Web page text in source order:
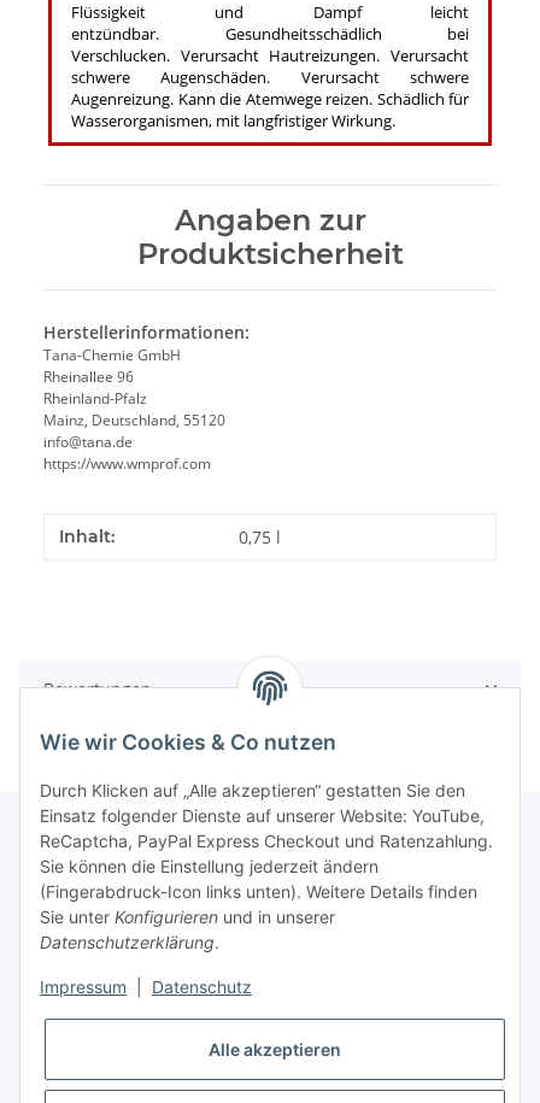
Flüssigkeit und Dampf leicht
entzündbar. Gesundheitsschädlich bei
Verschlucken. Verursacht Hautreizungen. Verursacht
schwere Augenschäden. Verursacht schwere
Augenreizung. Kann die Atemwege reizen. Schädlich für
Wasserorganismen, mit langfristiger Wirkung.
Angaben zur
Produktsicherheit
Herstellerinformationen:
Tana-Chemie GmbH
Rheinallee 96
Rheinland-Pfalz
Mainz, Deutschland, 55120
info@tana.de
https://www.wmprof.com
Inhalt: 0,75 l
Bewertungen
Gesetzliche Informationen
Informationen
Vertrag widerrufen
Wie wir Cookies & Co nutzen
Durch Klicken auf „Alle akzeptieren“ gestatten Sie den
Einsatz folgender Dienste auf unserer Website: YouTube,
ReCaptcha, PayPal Express Checkout und Ratenzahlung.
Sie können die Einstellung jederzeit ändern
(Fingerabdruck-Icon links unten). Weitere Details finden
Sie unter Konfigurieren und in unserer
Datenschutzerklärung.
Impressum Datenschutz
Alle akzeptieren